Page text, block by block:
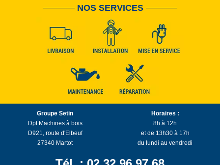
NOS SERVICES
Groupe Setin
Dpt Machines à bois
D921, route d'Elbeuf
27340 Martot
Horaires :
8h à 12h
et de 13h30 à 17h
du lundi au vendredi